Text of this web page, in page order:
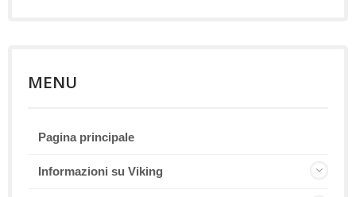
MENU
Pagina principale
Informazioni su Viking